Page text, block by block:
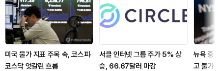
미국 물가 지표 주목 속, 코스피·
코스닥 엇갈린 흐름
서클 인터넷 그룹 주가 5% 상
승, 66.67달러 마감
뉴욕 증
고 물가